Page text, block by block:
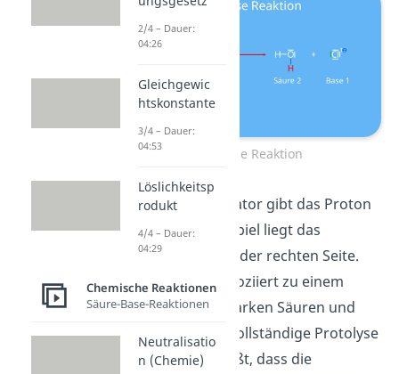
Protolyse Reaktion
Der Protonendonator gibt das Proton
ab. In diesem Beispiel liegt das
Gleichgewicht auf der rechten Seite.
Die Salzsäure dissoziiert zu einem
großen Teil. Bei starken Säuren und
Basen kann eine vollständige Protolyse
vorliegen. Das heißt, dass die
2/4 – Dauer:
04:26
Gleichgewic
htskonstante
3/4 – Dauer:
04:53
Löslichkeitsp
rodukt
4/4 – Dauer:
04:29
Chemische Reaktionen
Säure-Base-Reaktionen
Neutralisatio
n (Chemie)